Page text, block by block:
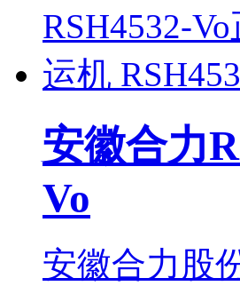
安徽合力
Vo
安徽合力股